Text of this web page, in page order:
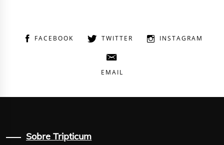
FACEBOOK TWITTER INSTAGRAM
EMAIL
Sobre Tripticum